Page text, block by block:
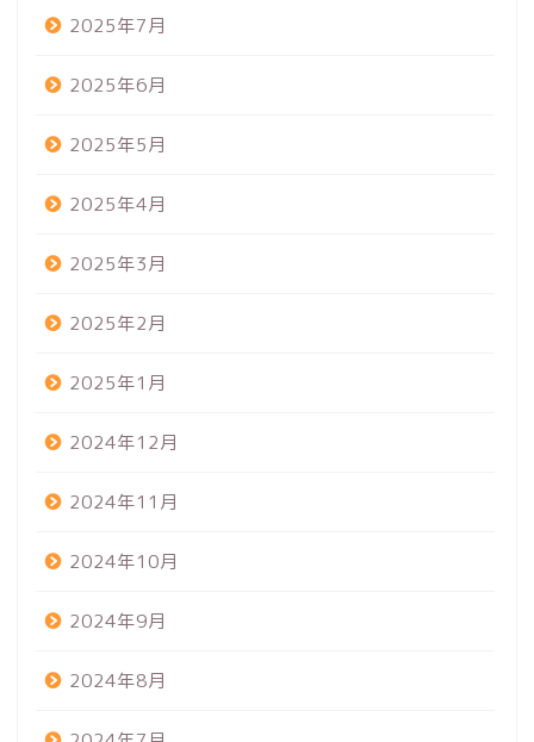
2025年7月
2025年6月
2025年5月
2025年4月
2025年3月
2025年2月
2025年1月
2024年12月
2024年11月
2024年10月
2024年9月
2024年8月